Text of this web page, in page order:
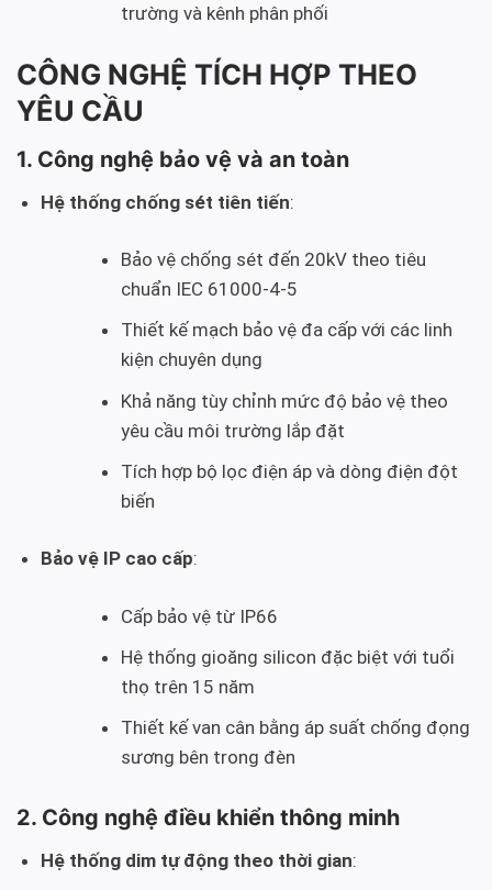
trường và kênh phân phối
CÔNG NGHỆ TÍCH HỢP THEO
YÊU CẦU
1. Công nghệ bảo vệ và an toàn
Hệ thống chống sét tiên tiến:
Bảo vệ chống sét đến 20kV theo tiêu
chuẩn IEC 61000-4-5
Thiết kế mạch bảo vệ đa cấp với các linh
kiện chuyên dụng
Khả năng tùy chỉnh mức độ bảo vệ theo
yêu cầu môi trường lắp đặt
Tích hợp bộ lọc điện áp và dòng điện đột
biến
Bảo vệ IP cao cấp:
Cấp bảo vệ từ IP66
Hệ thống gioăng silicon đặc biệt với tuổi
thọ trên 15 năm
Thiết kế van cân bằng áp suất chống đọng
sương bên trong đèn
2. Công nghệ điều khiển thông minh
Hệ thống dim tự động theo thời gian: